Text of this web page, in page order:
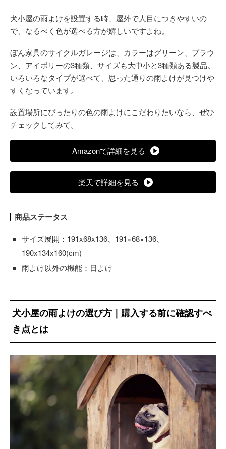
犬小屋の雨よけを設置する時、屋外で人目につきやすいの
で、なるべく色が選べる方が嬉しいですよね。
ぼん家具のサイクルガレージは、カラーはグリーン、ブラウ
ン、アイボリーの3種類、サイズも大中小と3種類ある製品。
いろいろなタイプが選べて、思った通りの雨よけが見つけや
すくなっています。
設置場所にぴったりの色の雨よけにこだわりたいなら、ぜひ
チェックしてみて。
Amazonで詳細を見る
楽天で詳細を見る
商品ステータス
サイズ展開：191x68x136、191×68×136、
190x134x160(cm)
雨よけ以外の機能：日よけ
犬小屋の雨よけの選び方｜購入する前に確認すべ
き点とは